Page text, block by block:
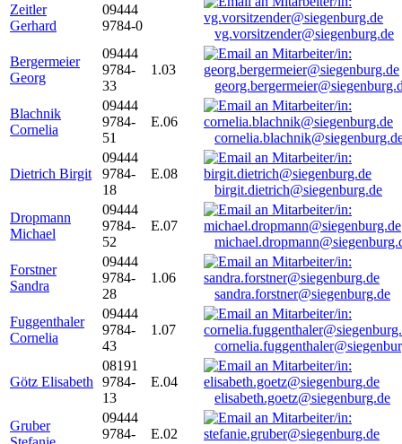
Zeitler
Gerhard
09444
9784-0
vg.vorsitzender@siegenburg.de
Bergermeier
Georg
09444
9784-
33
1.03
Blachnik
Cornelia
09444
9784-
51
E.06
Dietrich Birgit
09444
9784-
18
E.08
birgit.dietrich@siegenburg.de
Dropmann
Michael
09444
9784-
52
E.07
Forstner
Sandra
09444
9784-
28
1.06
sandra.forstner@siegenburg.de
Fuggenthaler
Cornelia
09444
9784-
43
1.07
Götz Elisabeth
08191
9784-
13
E.04
elisabeth.goetz@siegenburg.de
Gruber
09444
9784-
E.02